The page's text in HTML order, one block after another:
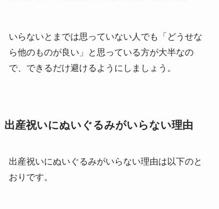
いらないとまでは思っていない人でも「どうせな
ら他のものが良い」と思っている方が大半なの
で、できるだけ避けるようにしましょう。
出産祝いにぬいぐるみがいらない理由
出産祝いにぬいぐるみがいらない理由は以下のと
おりです。